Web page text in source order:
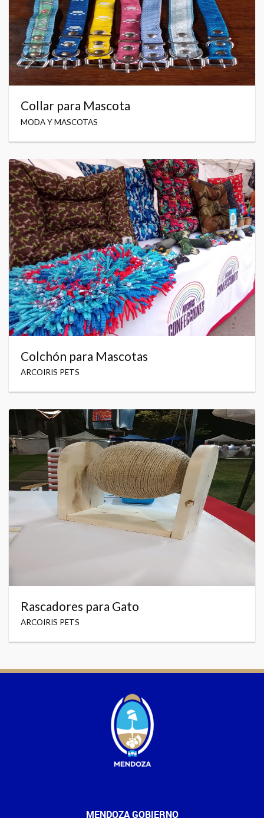
Collar para Mascota
MODA Y MASCOTAS
Colchón para Mascotas
ARCOIRIS PETS
Rascadores para Gato
ARCOIRIS PETS
MENDOZA GOBIERNO